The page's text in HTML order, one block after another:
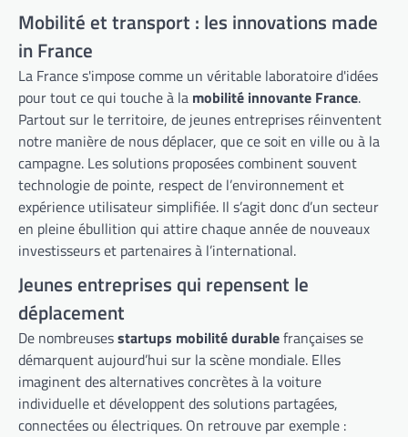
Mobilité et transport : les innovations made
in France
La France s'impose comme un véritable laboratoire d'idées
pour tout ce qui touche à la mobilité innovante France.
Partout sur le territoire, de jeunes entreprises réinventent
notre manière de nous déplacer, que ce soit en ville ou à la
campagne. Les solutions proposées combinent souvent
technologie de pointe, respect de l’environnement et
expérience utilisateur simplifiée. Il s’agit donc d’un secteur
en pleine ébullition qui attire chaque année de nouveaux
investisseurs et partenaires à l’international.
Jeunes entreprises qui repensent le
déplacement
De nombreusesstartups mobilité durablefrançaises se
démarquent aujourd’hui sur la scène mondiale. Elles
imaginent des alternatives concrètes à la voiture
individuelle et développent des solutions partagées,
connectées ou électriques. On retrouve par exemple :